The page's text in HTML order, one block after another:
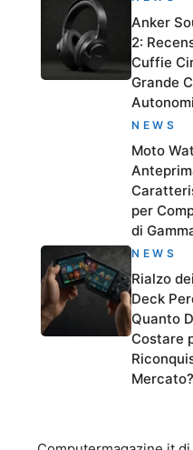
Anker
2:
Cuffie
Grande
NEWS
Moto
per
di
NEWS
Rialzo
Deck
Quanto
Costare
Mercato?